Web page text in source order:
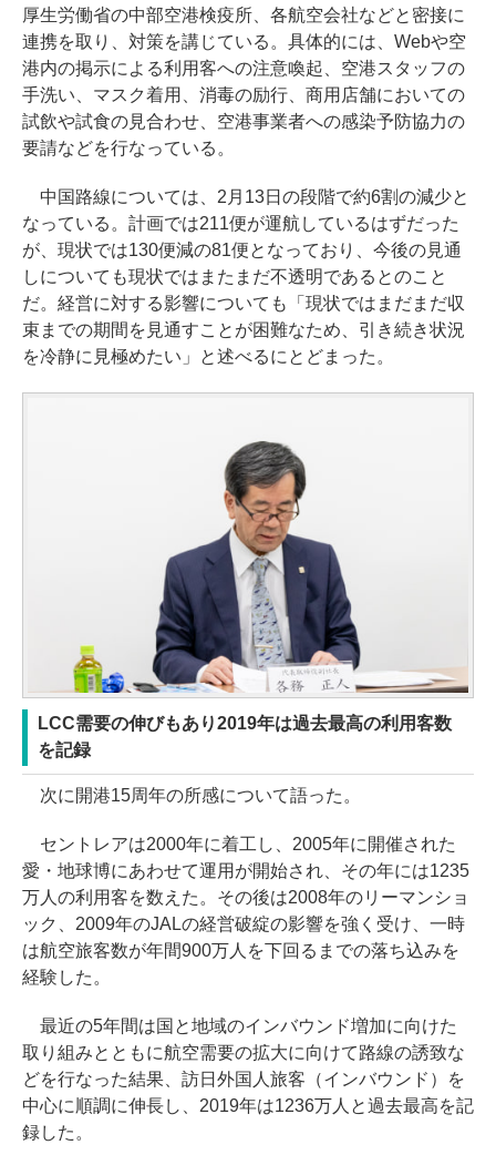
厚生労働省の中部空港検疫所、各航空会社などと密接に
連携を取り、対策を講じている。具体的には、Webや空
港内の掲示による利用客への注意喚起、空港スタッフの
手洗い、マスク着用、消毒の励行、商用店舗においての
試飲や試食の見合わせ、空港事業者への感染予防協力の
要請などを行なっている。
中国路線については、2月13日の段階で約6割の減少と
なっている。計画では211便が運航しているはずだった
が、現状では130便減の81便となっており、今後の見通
しについても現状ではまたまだ不透明であるとのこと
だ。経営に対する影響についても「現状ではまだまだ収
束までの期間を見通すことが困難なため、引き続き状況
を冷静に見極めたい」と述べるにとどまった。
LCC需要の伸びもあり2019年は過去最高の利用客数
を記録
次に開港15周年の所感について語った。
セントレアは2000年に着工し、2005年に開催された
愛・地球博にあわせて運用が開始され、その年には1235
万人の利用客を数えた。その後は2008年のリーマンショ
ック、2009年のJALの経営破綻の影響を強く受け、一時
は航空旅客数が年間900万人を下回るまでの落ち込みを
経験した。
最近の5年間は国と地域のインバウンド増加に向けた
取り組みとともに航空需要の拡大に向けて路線の誘致な
どを行なった結果、訪日外国人旅客（インバウンド）を
中心に順調に伸長し、2019年は1236万人と過去最高を記
録した。